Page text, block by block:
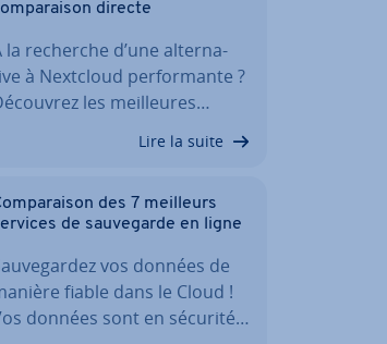
directe
la recherche d’une al­ter­na­
à Nextcloud per­for­mante ?
les meil­leures…
Lire la suite
des 7 meilleurs
de sau­ve­garde en ligne
vos données de
fiable dans le Cloud !
données sont en sécurité…